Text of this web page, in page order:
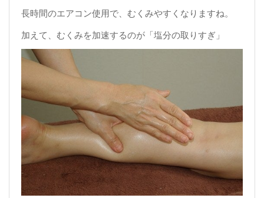
長時間のエアコン使用で、むくみやすくなりますね。
加えて、むくみを加速するのが「塩分の取りすぎ」